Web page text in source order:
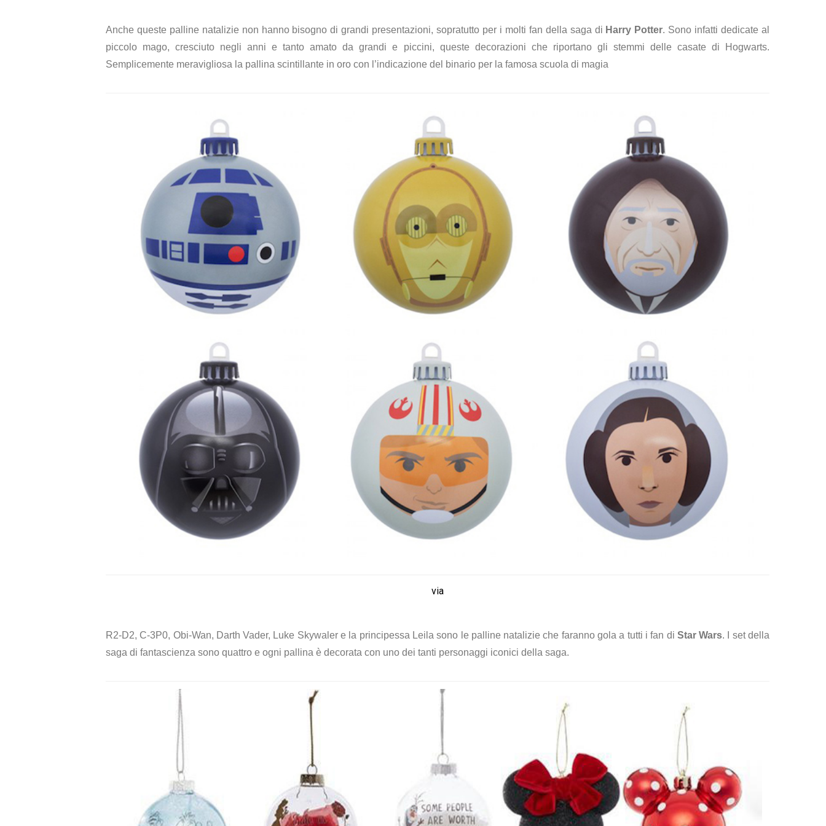
Anche queste palline natalizie non hanno bisogno di grandi presentazioni, sopratutto per i molti fan della saga di Harry Potter. Sono infatti dedicate al
piccolo mago, cresciuto negli anni e tanto amato da grandi e piccini, queste decorazioni che riportano gli stemmi delle casate di Hogwarts.
Semplicemente meravigliosa la pallina scintillante in oro con l’indicazione del binario per la famosa scuola di magia
via
R2-D2, C-3P0, Obi-Wan, Darth Vader, Luke Skywaler e la principessa Leila sono le palline natalizie che faranno gola a tutti i fan di Star Wars. I set della
saga di fantascienza sono quattro e ogni pallina è decorata con uno dei tanti personaggi iconici della saga.